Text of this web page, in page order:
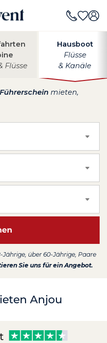
Flüsse
Hausboot
Flüsse
& Kanäle
mieten,
über 60-Jährige, Paare
Sie uns für ein Angebot.
Anjou